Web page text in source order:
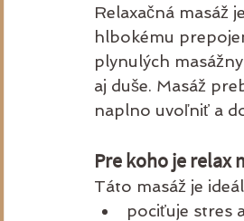
Relaxačná masáž
hlbokému
plynulých
aj duše. Masáž
naplno uvoľniť a
Pre koho je relax
Táto masáž je
pociťuje stres